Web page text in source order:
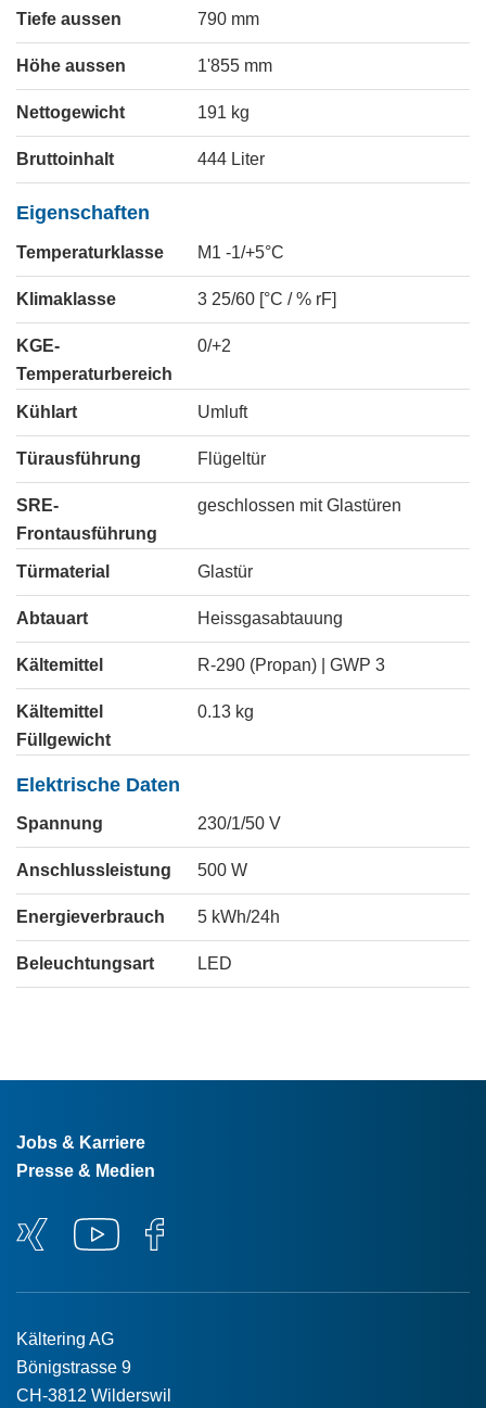
Tiefe aussen 790 mm
Höhe aussen 1'855 mm
Nettogewicht 191 kg
Bruttoinhalt 444 Liter
Eigenschaften
Temperaturklasse M1 -1/+5°C
Klimaklasse 3 25/60 [°C / % rF]
KGE-
Temperaturbereich
0/+2
Kühlart Umluft
Türausführung Flügeltür
SRE-
Frontausführung
geschlossen mit Glastüren
Türmaterial Glastür
Abtauart Heissgasabtauung
Kältemittel R-290 (Propan) | GWP 3
Kältemittel
Füllgewicht
0.13 kg
Elektrische Daten
Spannung 230/1/50 V
Anschlussleistung 500 W
Energieverbrauch 5 kWh/24h
Beleuchtungsart LED
Jobs & Karriere
Presse & Medien
Kältering AG
Bönigstrasse 9
CH-3812 Wilderswil